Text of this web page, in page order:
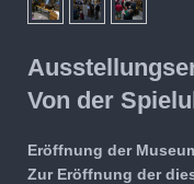
Von der
Eröffnung der
Zur Eröffnung der